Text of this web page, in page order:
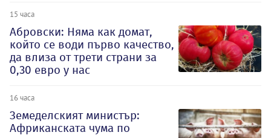
15 часа
Абровски: Няма как домат,
който се води първо качество,
да влиза от трети страни за
0,30 евро у нас
16 часа
Земеделският министър:
Африканската чума по